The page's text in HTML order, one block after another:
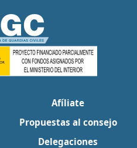
Afíliate
Propuestas al consejo
Delegaciones